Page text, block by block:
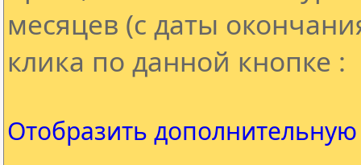
месяцев (с даты
клика по данной кнопке :
Отобразить